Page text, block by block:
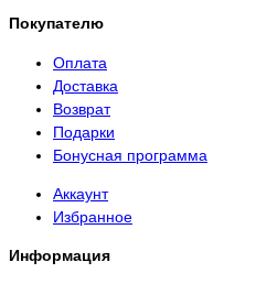
Покупателю
Оплата
Доставка
Возврат
Подарки
Бонусная программа
Аккаунт
Избранное
Информация